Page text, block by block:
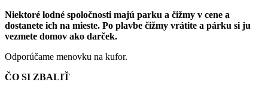
Niektoré lodné spoločnosti majú parku a čižmy v cene a
dostanete ich na mieste. Po plavbe čižmy vrátite a párku si ju
vezmete domov ako darček.
Odporúčame menovku na kufor.
ČO SI ZBALIŤ